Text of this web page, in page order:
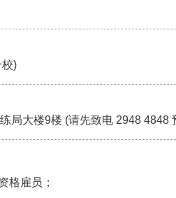
)
局大楼9楼 (请先致电 2948 4848
格雇员；